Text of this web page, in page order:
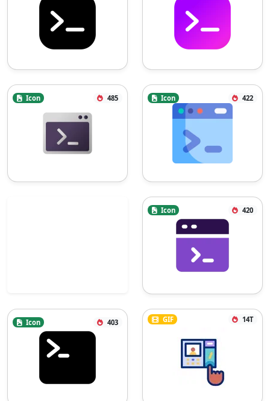
Icon 485 Icon 422
Icon 420
Icon 403 GIF 14T